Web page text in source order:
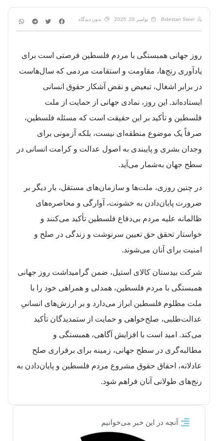
Bidestan Steel نوامبر 29, 2025 بدون دیدگاه
روز جهانی همبستگی با مردم فلسطین فرصتی است برای
یادآوری رنج‌ها، مقاومت و استقامت مردمی که سال‌هاست
در برابر اشغال، تبعیض و نقض آشکار حقوق انسانی
ایستاده‌اند. این روز، نمادی جهانی از حمایت از ملت
فلسطین و تأکید بر این حقیقت است که مسئله فلسطین،
صرفاً یک موضوع منطقه‌ای نیست، بلکه آزمونی برای
وجدان بشری و پایبندی به اصول عدالت و کرامت انسانی در
سطح جهان به‌شمار می‌آید.
در چنین روزی، ملت‌ها و سازمان‌های مستقل، بار دیگر بر
ضرورت پایان‌دادن به خشونت، آوارگی و محاصره‌های
ظالمانه علیه مردم بی‌دفاع فلسطین تأکید می‌کنند و
خواستار تحقق حق تعیین سرنوشت و زندگی در صلح و
امنیت برای آنان می‌شوند.
شرکت بیدستان کالای استیل، ضمن گرامیداشت روز جهانی
همبستگی با مردم فلسطین، همدلی و همراهی خود را با
ملت مظلوم فلسطین ابراز می‌دارد و بر ارزش‌های انسانیِ
عدالت‌طلبی، صلح‌خواهی و حمایت از ستمدیدگان تأکید
می‌کند. امید است با افزایش آگاهی، همبستگی و
مطالبه‌گری در سطح جهانی، زمینه برای برقراری صلح
عادلانه، احقاق حقوق مشروع مردم فلسطین و پایان‌دادن به
رنج‌های طولانی آنان فراهم شود.
آنچه در این خبر می‌خوانیم